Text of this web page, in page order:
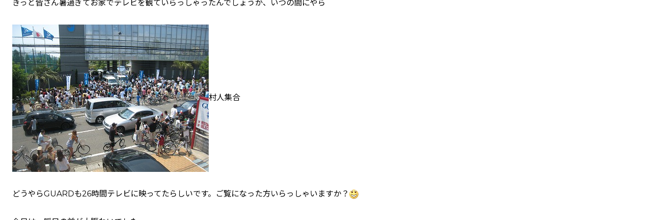
きっと皆さん暑過ぎてお家でテレビを観ていらっしゃったんでしょうか、いつの間にやら
村人集合
どうやらGUARDも26時間テレビに映ってたらしいです。ご覧になった方いらっしゃいますか？